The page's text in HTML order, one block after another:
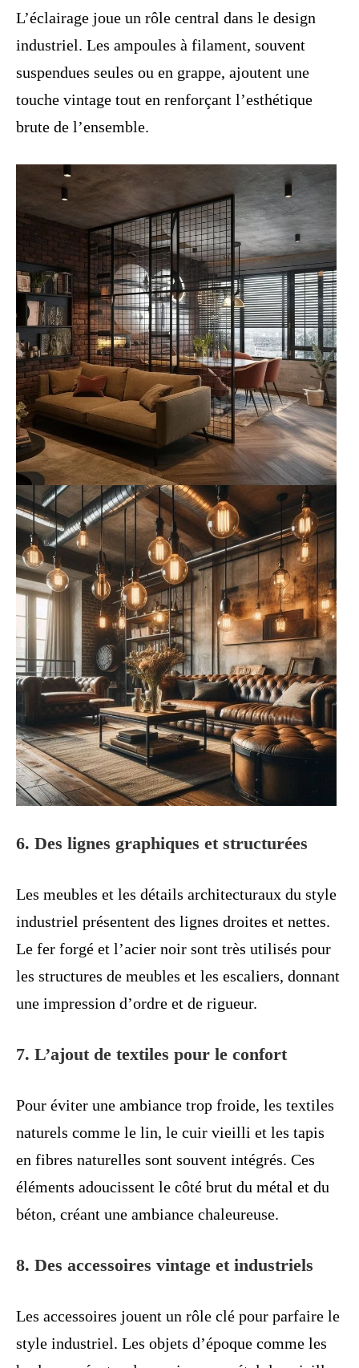
L’éclairage joue un rôle central dans le design
industriel. Les ampoules à filament, souvent
suspendues seules ou en grappe, ajoutent une
touche vintage tout en renforçant l’esthétique
brute de l’ensemble.
6. Des lignes graphiques et structurées
Les meubles et les détails architecturaux du style
industriel présentent des lignes droites et nettes.
Le fer forgé et l’acier noir sont très utilisés pour
les structures de meubles et les escaliers, donnant
une impression d’ordre et de rigueur.
7. L’ajout de textiles pour le confort
Pour éviter une ambiance trop froide, les textiles
naturels comme le lin, le cuir vieilli et les tapis
en fibres naturelles sont souvent intégrés. Ces
éléments adoucissent le côté brut du métal et du
béton, créant une ambiance chaleureuse.
8. Des accessoires vintage et industriels
Les accessoires jouent un rôle clé pour parfaire le
style industriel. Les objets d’époque comme les